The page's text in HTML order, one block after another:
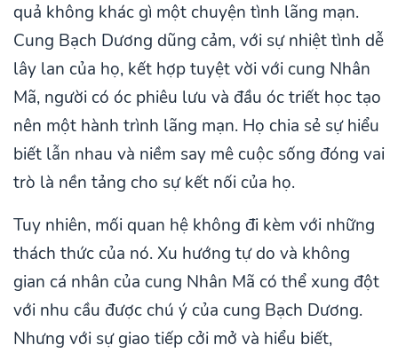
quả không khác gì một chuyện tình lãng mạn.
Cung Bạch Dương dũng cảm, với sự nhiệt tình dễ
lây lan của họ, kết hợp tuyệt vời với cung Nhân
Mã, người có óc phiêu lưu và đầu óc triết học tạo
nên một hành trình lãng mạn. Họ chia sẻ sự hiểu
biết lẫn nhau và niềm say mê cuộc sống đóng vai
trò là nền tảng cho sự kết nối của họ.
Tuy nhiên, mối quan hệ không đi kèm với những
thách thức của nó. Xu hướng tự do và không
gian cá nhân của cung Nhân Mã có thể xung đột
với nhu cầu được chú ý của cung Bạch Dương.
Nhưng với sự giao tiếp cởi mở và hiểu biết,